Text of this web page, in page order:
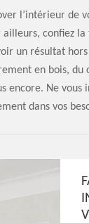
l’intérieur de
confiez
un résultat
en bois, du
encore. Ne vous
dans vos